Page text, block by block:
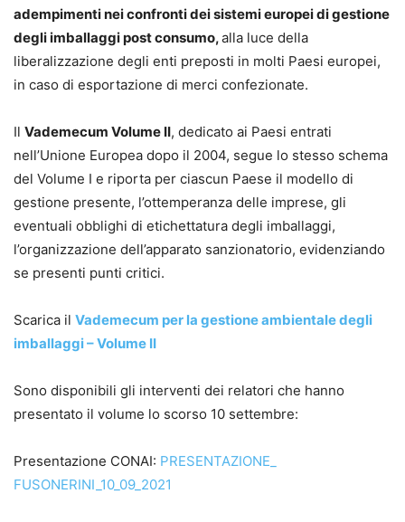
adempimenti nei confronti dei sistemi europei di gestione
degli imballaggi post consumo,alla luce della
liberalizzazione degli enti preposti in molti Paesi europei,
in caso di esportazione di merci confezionate.
Il Vademecum Volume II, dedicato ai Paesi entrati
nell’Unione Europea dopo il 2004, segue lo stesso schema
del Volume I e riporta per ciascun Paese il modello di
gestione presente, l’ottemperanza delle imprese, gli
eventuali obblighi di etichettatura degli imballaggi,
l’organizzazione dell’apparato sanzionatorio, evidenziando
se presenti punti critici.
Scarica il Vademecum per la gestione ambientale degli
imballaggi – Volume II
Sono disponibili gli interventi dei relatori che hanno
presentato il volume lo scorso 10 settembre:
Presentazione CONAI: PRESENTAZIONE_
FUSONERINI_10_09_2021